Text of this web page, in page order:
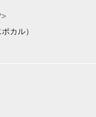
カル）